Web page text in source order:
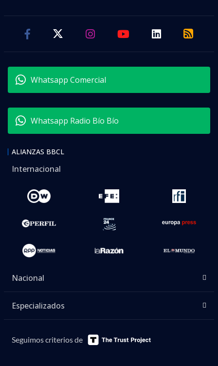
Whatsapp Comercial
Whatsapp Radio Bío Bío
ALIANZAS BBCL
Internacional
Nacional
Especializados
Seguimos criterios de